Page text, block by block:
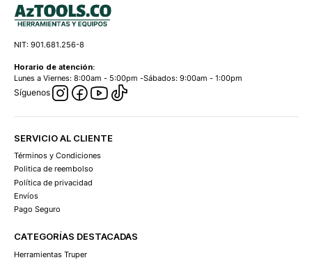
NIT: 901.681.256-8
Horario de atención:
Lunes a Viernes: 8:00am - 5:00pm -Sábados: 9:00am - 1:00pm
Síguenos
SERVICIO AL CLIENTE
Términos y Condiciones
Politica de reembolso
Política de privacidad
Envíos
Pago Seguro
CATEGORÍAS DESTACADAS
Herramientas Truper